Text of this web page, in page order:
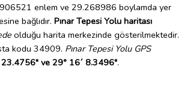
enlem ve 29.268986 boylamda yer
bağlıdır. Pınar Tepesi Yolu haritası
olduğu harita merkezinde gösterilmektedir.
kodu 34909. Pınar Tepesi Yolu GPS
23.4756" ve 29° 16´ 8.3496".